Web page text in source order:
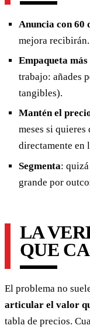
Anuncia con 60
mejora recibirán.
Empaqueta
trabajo: añades
tangibles).
Mantén el
meses si
directamente en
Segmenta:
grande por
LA
QUE
El problema no
articular el valor
tabla de precios.